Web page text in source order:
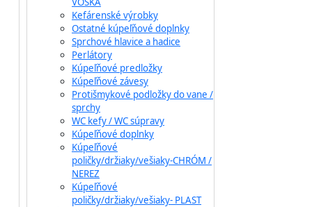
Kefárenské výrobky
Ostatné kúpeľňové doplnky
Sprchové hlavice a hadice
Perlátory
Kúpeľňové predložky
Kúpeľňové závesy
Protišmykové podložky do vane /
sprchy
WC kefy / WC súpravy
Kúpeľňové doplnky
Kúpeľňové
poličky/držiaky/vešiaky-CHRÓM /
NEREZ
Kúpeľňové
poličky/držiaky/vešiaky- PLAST